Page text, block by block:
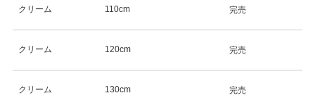
クリーム 110cm 完売
クリーム 120cm 完売
クリーム 130cm 完売